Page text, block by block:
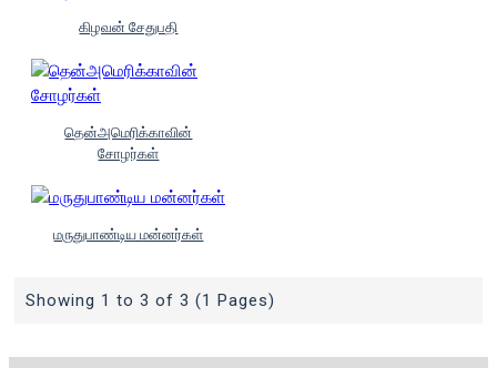
கிழவன் சேதுபதி
தென்அமெரிக்காவின்
சோழர்கள்
மருதுபாண்டிய மன்னர்கள்
Showing 1 to 3 of 3 (1 Pages)